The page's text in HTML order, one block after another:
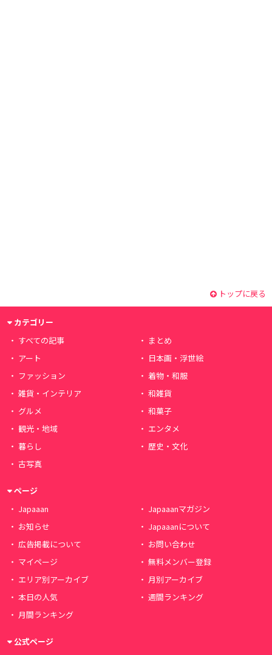
トップに戻る
カテゴリー
すべての記事
まとめ
アート
日本画・浮世絵
ファッション
着物・和服
雑貨・インテリア
和雑貨
グルメ
和菓子
観光・地域
エンタメ
暮らし
歴史・文化
古写真
ページ
Japaaan
Japaaanマガジン
お知らせ
Japaaanについて
広告掲載について
お問い合わせ
マイページ
無料メンバー登録
エリア別アーカイブ
月別アーカイブ
本日の人気
週間ランキング
月間ランキング
公式ページ